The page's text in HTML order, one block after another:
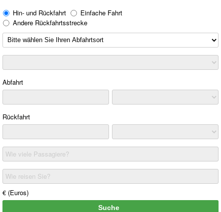
Hin- und Rückfahrt
Einfache Fahrt
Andere Rückfahrtsstrecke
Abfahrt
Rückfahrt
Wie viele Passagiere?
Wie reisen Sie?
€ (Euros)
Suche